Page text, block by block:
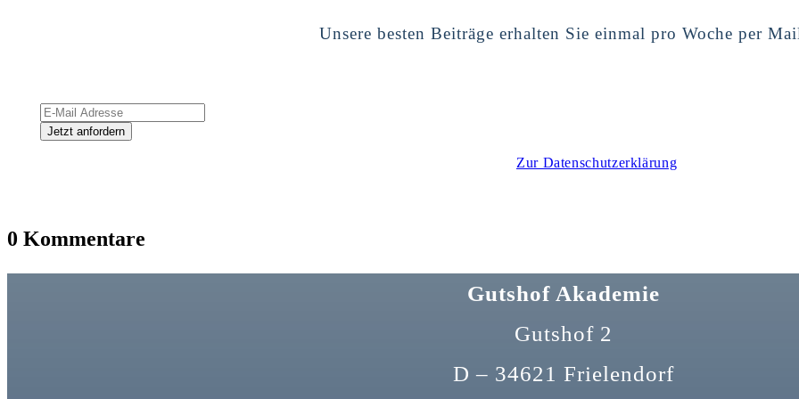
Unsere besten Beiträge erhalten Sie einmal pro Woche per
Zur Datenschutzerklärung
0 Kommentare
Gutshof Akademie
Gutshof 2
D – 34621 Frielendorf